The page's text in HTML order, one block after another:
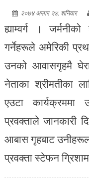
२०७४ असार २४, शनिवार
ह्याम्वर्ग । जर्मनीको
गर्नेहरूले अमेरिकी
उनको आवासगृहमै
नेताका श्रीमतीका
एउटा कार्यक्रममा
प्रवक्ताले जानकारी
आबास गृहबाट
प्रवक्ता स्टेफन